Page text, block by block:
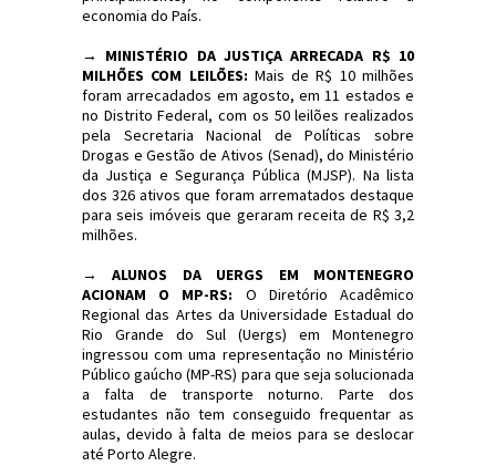
economia do País.
→ MINISTÉRIO DA JUSTIÇA ARRECADA R$ 10
MILHÕES COM LEILÕES: Mais de R$ 10 milhões
foram arrecadados em agosto, em 11 estados e
no Distrito Federal, com os 50 leilões realizados
pela Secretaria Nacional de Políticas sobre
Drogas e Gestão de Ativos (Senad), do Ministério
da Justiça e Segurança Pública (MJSP). Na lista
dos 326 ativos que foram arrematados destaque
para seis imóveis que geraram receita de R$ 3,2
milhões.
→ALUNOS DA UERGS EM MONTENEGRO
ACIONAM O MP-RS: O Diretório Acadêmico
Regional das Artes da Universidade Estadual do
Rio Grande do Sul (Uergs) em Montenegro
ingressou com uma representação no Ministério
Público gaúcho (MP-RS) para que seja solucionada
a falta de transporte noturno. Parte dos
estudantes não tem conseguido frequentar as
aulas, devido à falta de meios para se deslocar
até Porto Alegre.